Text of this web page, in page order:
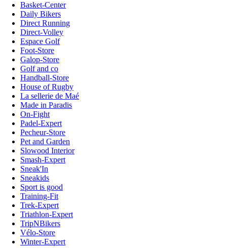
Basket-Center
Daily Bikers
Direct Running
Direct-Volley
Espace Golf
Foot-Store
Galop-Store
Golf and co
Handball-Store
House of Rugby
La sellerie de Maé
Made in Paradis
On-Fight
Padel-Expert
Pecheur-Store
Pet and Garden
Slowood Interior
Smash-Expert
Sneak'In
Sneakids
Sport is good
Training-Fit
Trek-Expert
Triathlon-Expert
TripNBikers
Vélo-Store
Winter-Expert